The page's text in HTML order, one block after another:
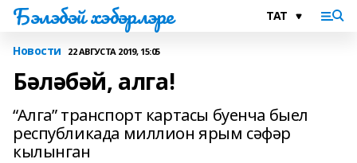
Бэлэбэй хэбэрлэре
Новости 22 АВГУСТА 2019, 15:05
Бәләбәй, алга!
“Алга” транспорт картасы буенча быел
республикада миллион ярым сәфәр
кылынган